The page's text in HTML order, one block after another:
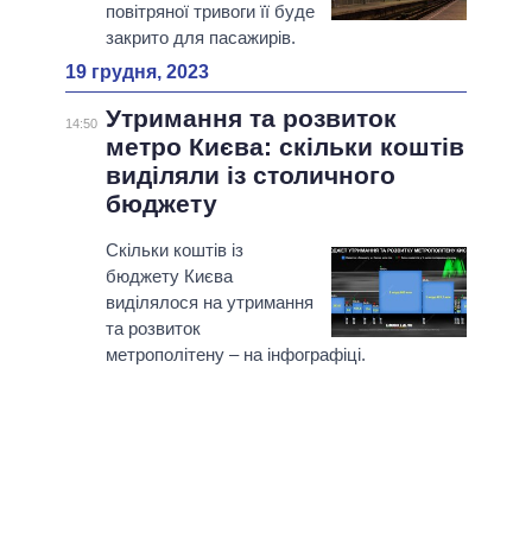
повітряної тривоги її буде
закрито для пасажирів.
19 грудня, 2023
14:50 Утримання та розвиток
метро Києва: скільки коштів
виділяли із столичного
бюджету
Скільки коштів із
бюджету Києва
виділялося на утримання
та розвиток
метрополітену – на інфографіці.